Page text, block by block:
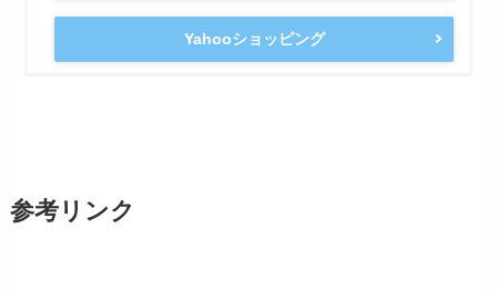
Yahooショッピング
参考リンク